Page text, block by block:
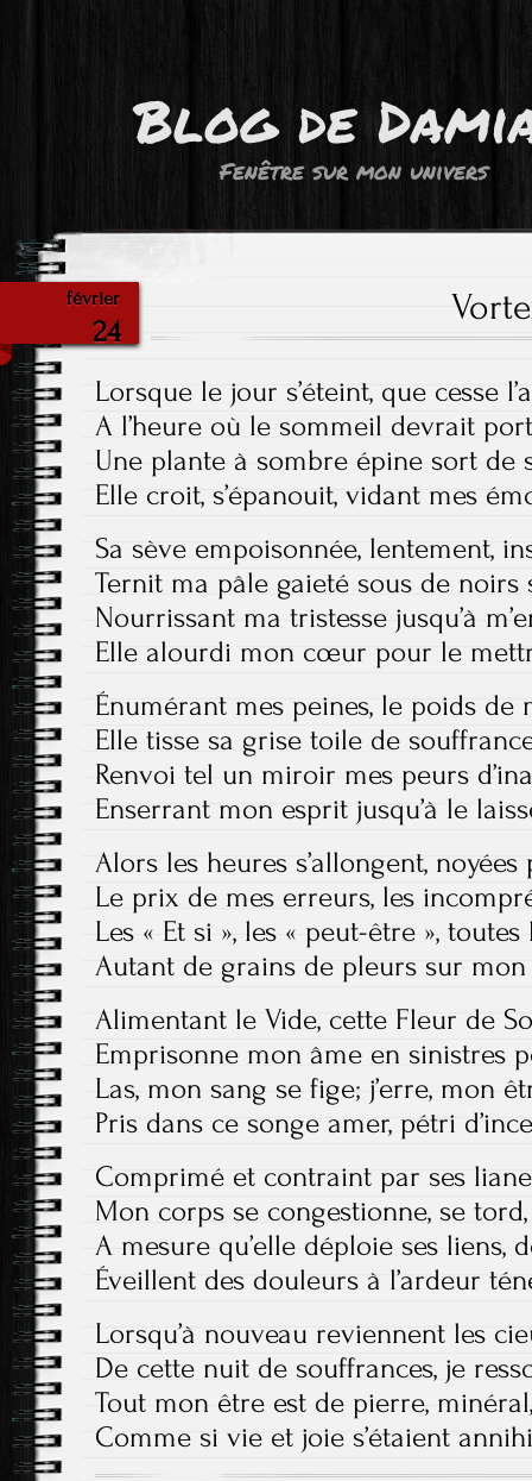
Blog de
Fenêtre sur mon univers
février
24
Lorsque le jour s’éteint, que cesse
A l’heure où le sommeil devrait
Une plante à sombre épine sort de
Elle croit, s’épanouit, vidant mes
Sa sève empoisonnée, lentement,
Ternit ma pâle gaieté sous de noirs
Nourrissant ma tristesse jusqu’à
Elle alourdi mon cœur pour le
Énumérant mes peines, le poids de
Elle tisse sa grise toile de
Renvoi tel un miroir mes peurs
Enserrant mon esprit jusqu’à le
Alors les heures s’allongent,
Le prix de mes erreurs, les
Les « Et si », les « peut-être »,
Autant de grains de pleurs sur
Alimentant le Vide, cette Fleur de
Emprisonne mon âme en sinistres
Las, mon sang se fige; j’erre, mon
Pris dans ce songe amer, pétri
Comprimé et contraint par ses
Mon corps se congestionne, se
A mesure qu’elle déploie ses liens,
Éveillent des douleurs à l’ardeur
Lorsqu’à nouveau reviennent les
De cette nuit de souffrances, je
Tout mon être est de pierre,
Comme si vie et joie s’étaient